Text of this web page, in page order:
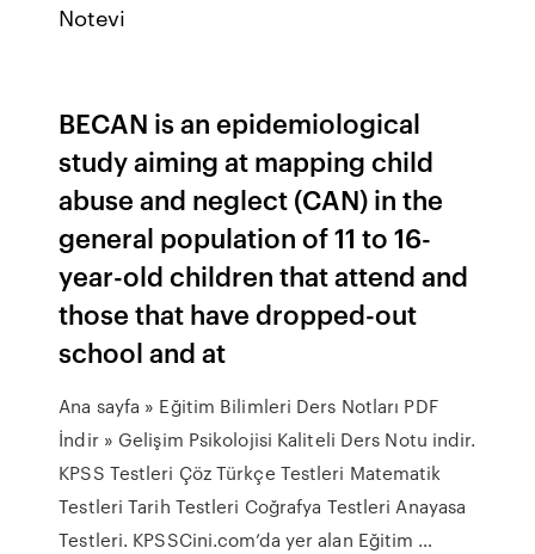
Notevi
BECAN is an epidemiological
study aiming at mapping child
abuse and neglect (CAN) in the
general population of 11 to 16-
year-old children that attend and
those that have dropped-out
school and at
Ana sayfa » Eğitim Bilimleri Ders Notları PDF
İndir » Gelişim Psikolojisi Kaliteli Ders Notu indir.
KPSS Testleri Çöz Türkçe Testleri Matematik
Testleri Tarih Testleri Coğrafya Testleri Anayasa
Testleri. KPSSCini.com’da yer alan Eğitim …